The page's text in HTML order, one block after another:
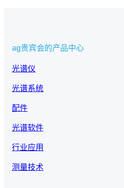
ag贵宾会的产品中心
光谱仪
光谱系统
配件
光谱软件
行业应用
测量技术